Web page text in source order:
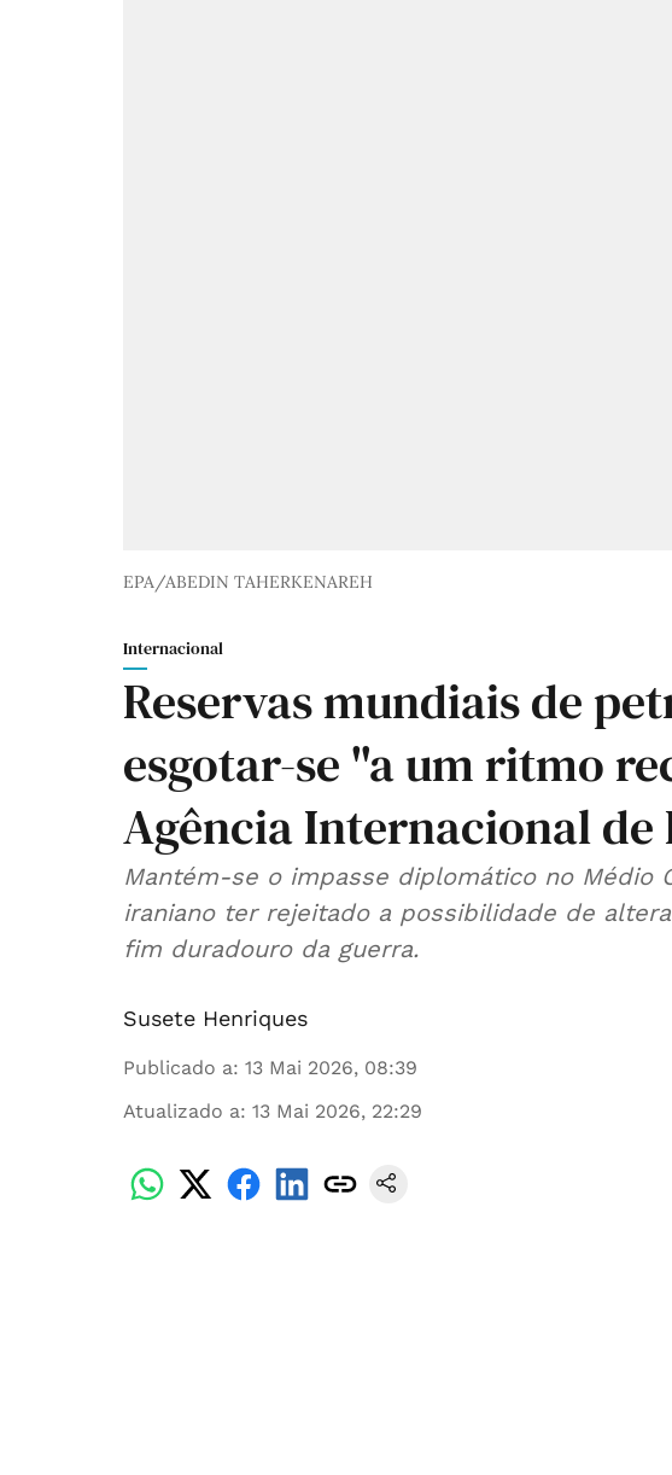
EPA/ABEDIN TAHERKENAREH
Internacional
Reservas mundiais de
esgotar-se "a um ritmo
Agência Internacional de
Mantém-se o impasse diplomático no Médio
iraniano ter rejeitado a possibilidade de
fim duradouro da guerra.
Susete Henriques
Publicado a: 13 Mai 2026, 08:39
Atualizado a: 13 Mai 2026, 22:29